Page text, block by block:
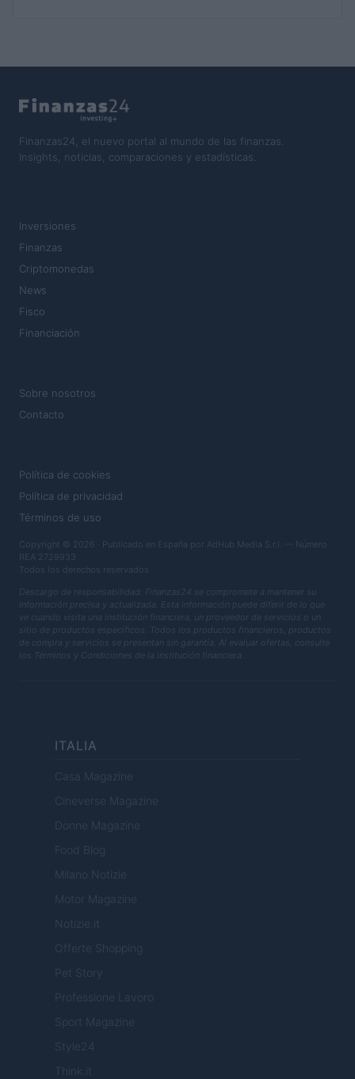
Finanzas24, el nuevo portal al mundo de las finanzas.
Insights, noticias, comparaciones y estadísticas.
Inversiones
Finanzas
Criptomonedas
News
Fisco
Financiación
Sobre nosotros
Contacto
Política de cookies
Política de privacidad
Términos de uso
Copyright © 2026 · Publicado en España por AdHub Media S.r.l. — Número
REA 2729933
Todos los derechos reservados
Descargo de responsabilidad: Finanzas24 se compromete a mantener su
información precisa y actualizada. Esta información puede diferir de lo que
ve cuando visita una institución financiera, un proveedor de servicios o un
sitio de productos específicos. Todos los productos financieros, productos
de compra y servicios se presentan sin garantía. Al evaluar ofertas, consulte
los Términos y Condiciones de la institución financiera.
ITALIA
Casa Magazine
Cineverse Magazine
Donne Magazine
Food Blog
Milano Notizie
Motor Magazine
Notizie.it
Offerte Shopping
Pet Story
Professione Lavoro
Sport Magazine
Style24
Think.it